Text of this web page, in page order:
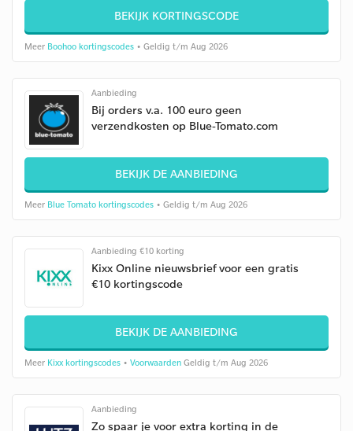
BEKIJK KORTINGSCODE
Meer Boohoo kortingscodes • Geldig t/m Aug 2026
Aanbieding
Bij orders v.a. 100 euro geen
verzendkosten op Blue-Tomato.com
BEKIJK DE AANBIEDING
Meer Blue Tomato kortingscodes • Geldig t/m Aug 2026
Aanbieding €10 korting
Kixx Online nieuwsbrief voor een gratis
€10 kortingscode
BEKIJK DE AANBIEDING
Meer Kixx kortingscodes • Voorwaarden Geldig t/m Aug 2026
Aanbieding
Zo spaar je voor extra korting in de